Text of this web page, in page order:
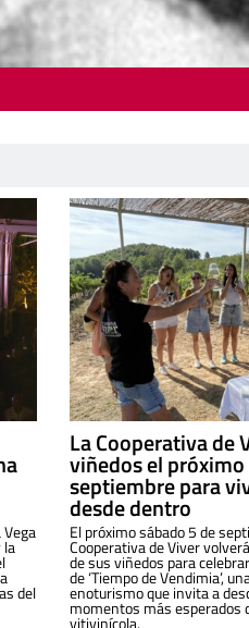
la
del
La Cooperativa de
viñedos el próximo
septiembre para
desde dentro
El próximo sábado 5 de
Cooperativa de Viver
de sus viñedos para
de ‘Tiempo de Vendimia’,
enoturismo que invita a
momentos más esperados
vitivinícola.